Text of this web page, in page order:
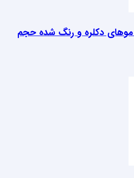
موهای دکلره و رنگ شده حجم